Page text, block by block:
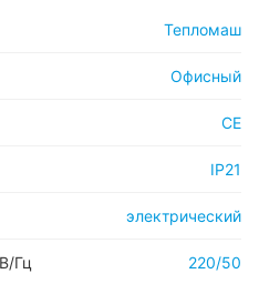
Тепломаш
Офисный
CE
IP21
электрический
Гц 220/50